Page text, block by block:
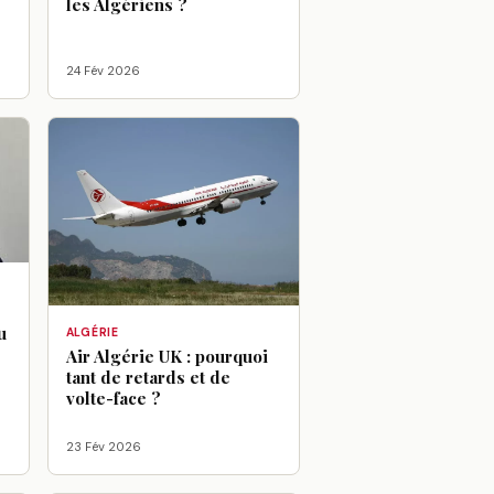
24 Fév 2026
ALGÉRIE
Air Algérie UK : pourquoi
tant de retards et de
volte-face ?
23 Fév 2026